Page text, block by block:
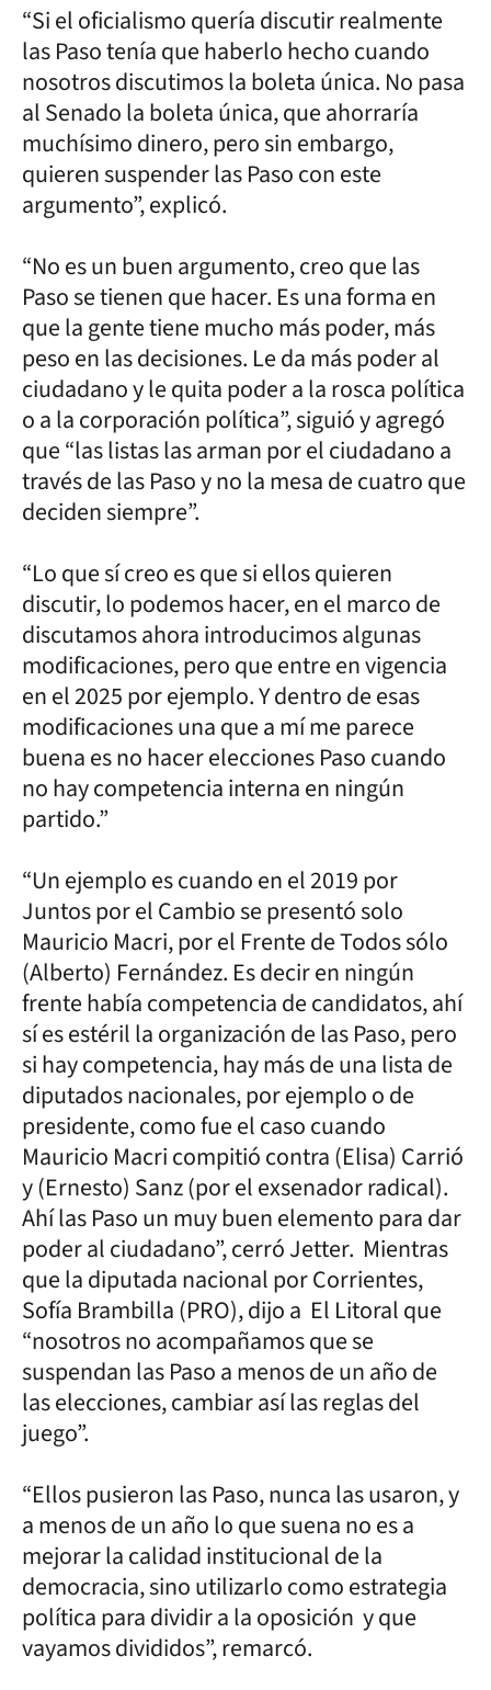
“Si el oficialismo quería discutir realmente
las Paso tenía que haberlo hecho cuando
nosotros discutimos la boleta única. No pasa
al Senado la boleta única, que ahorraría
muchísimo dinero, pero sin embargo,
quieren suspender las Paso con este
argumento”, explicó.
“No es un buen argumento, creo que las
Paso se tienen que hacer. Es una forma en
que la gente tiene mucho más poder, más
peso en las decisiones. Le da más poder al
ciudadano y le quita poder a la rosca política
o a la corporación política”, siguió y agregó
que “las listas las arman por el ciudadano a
través de las Paso y no la mesa de cuatro que
deciden siempre”.
“Lo que sí creo es que si ellos quieren
discutir, lo podemos hacer, en el marco de
discutamos ahora introducimos algunas
modificaciones, pero que entre en vigencia
en el 2025 por ejemplo. Y dentro de esas
modificaciones una que a mí me parece
buena es no hacer elecciones Paso cuando
no hay competencia interna en ningún
partido.”
“Un ejemplo es cuando en el 2019 por
Juntos por el Cambio se presentó solo
Mauricio Macri, por el Frente de Todos sólo
(Alberto) Fernández. Es decir en ningún
frente había competencia de candidatos, ahí
sí es estéril la organización de las Paso, pero
si hay competencia, hay más de una lista de
diputados nacionales, por ejemplo o de
presidente, como fue el caso cuando
Mauricio Macri compitió contra (Elisa) Carrió
y (Ernesto) Sanz (por el exsenador radical).
Ahí las Paso un muy buen elemento para dar
poder al ciudadano”, cerró Jetter. Mientras
que la diputada nacional por Corrientes,
Sofía Brambilla (PRO), dijo a El Litoral que
“nosotros no acompañamos que se
suspendan las Paso a menos de un año de
las elecciones, cambiar así las reglas del
juego”.
“Ellos pusieron las Paso, nunca las usaron, y
a menos de un año lo que suena no es a
mejorar la calidad institucional de la
democracia, sino utilizarlo como estrategia
política para dividir a la oposición y que
vayamos divididos”, remarcó.